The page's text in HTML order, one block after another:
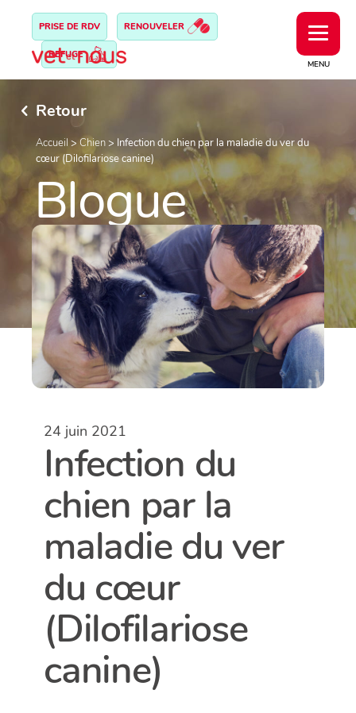
MENU
PRISE DE RDV RENOUVELER
REFUGE
Retour
Accueil >Chien > Infection du chien par la maladie du ver du
cœur (Dilofilariose canine)
Blogue
24 juin 2021
Infection du
chien par la
maladie du ver
du cœur
(Dilofilariose
canine)